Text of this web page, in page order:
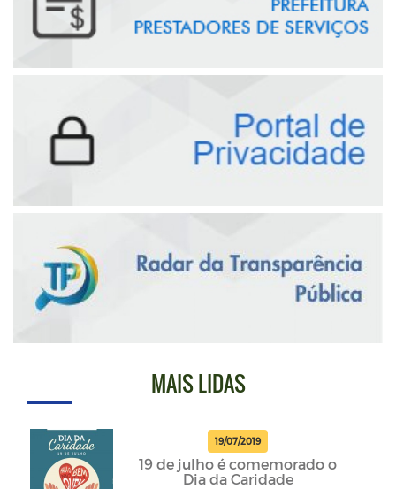
MAIS LIDAS
19/07/2019
19 de julho é comemorado o
Dia da Caridade